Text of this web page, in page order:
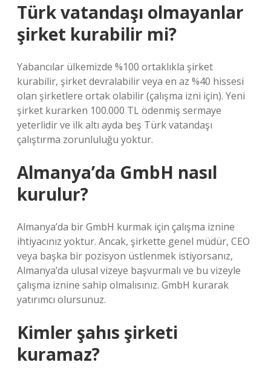
Türk vatandaşı olmayanlar
şirket kurabilir mi?
Yabancılar ülkemizde %100 ortaklıkla şirket
kurabilir, şirket devralabilir veya en az %40 hissesi
olan şirketlere ortak olabilir (çalışma izni için). Yeni
şirket kurarken 100.000 TL ödenmiş sermaye
yeterlidir ve ilk altı ayda beş Türk vatandaşı
çalıştırma zorunluluğu yoktur.
Almanya’da GmbH nasıl
kurulur?
Almanya’da bir GmbH kurmak için çalışma iznine
ihtiyacınız yoktur. Ancak, şirkette genel müdür, CEO
veya başka bir pozisyon üstlenmek istiyorsanız,
Almanya’da ulusal vizeye başvurmalı ve bu vizeyle
çalışma iznine sahip olmalısınız. GmbH kurarak
yatırımcı olursunuz.
Kimler şahıs şirketi
kuramaz?